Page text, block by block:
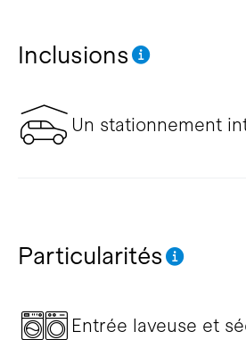
Inclusions
Un stationnement
Particularités
Entrée laveuse et